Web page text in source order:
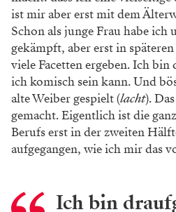
ist mir aber erst mit dem
Schon als junge Frau habe ich
gekämpft, aber erst in späteren
viele Facetten ergeben.Ich bin
ich komisch seinkann. Und
alte Weibergespielt(lacht).
gemacht. Eigentlich ist die
Berufs erst in der zweiten
aufgegangen, wie ich mir das
Ich bin